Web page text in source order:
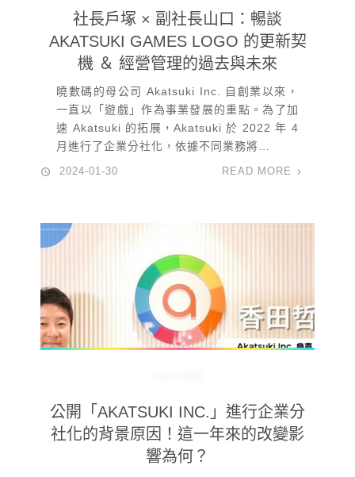
社長戶塚 × 副社長山口：暢談
AKATSUKI GAMES LOGO 的更新契
機 ＆ 經營管理的過去與未來
曉數碼的母公司 Akatsuki Inc. 自創業以來，
一直以「遊戲」作為事業發展的重點。為了加
速 Akatsuki 的拓展，Akatsuki 於 2022 年 4
月進行了企業分社化，依據不同業務將…
2024-01-30 READ MORE
公開「AKATSUKI INC.」進行企業分
社化的背景原因！這一年來的改變影
響為何？